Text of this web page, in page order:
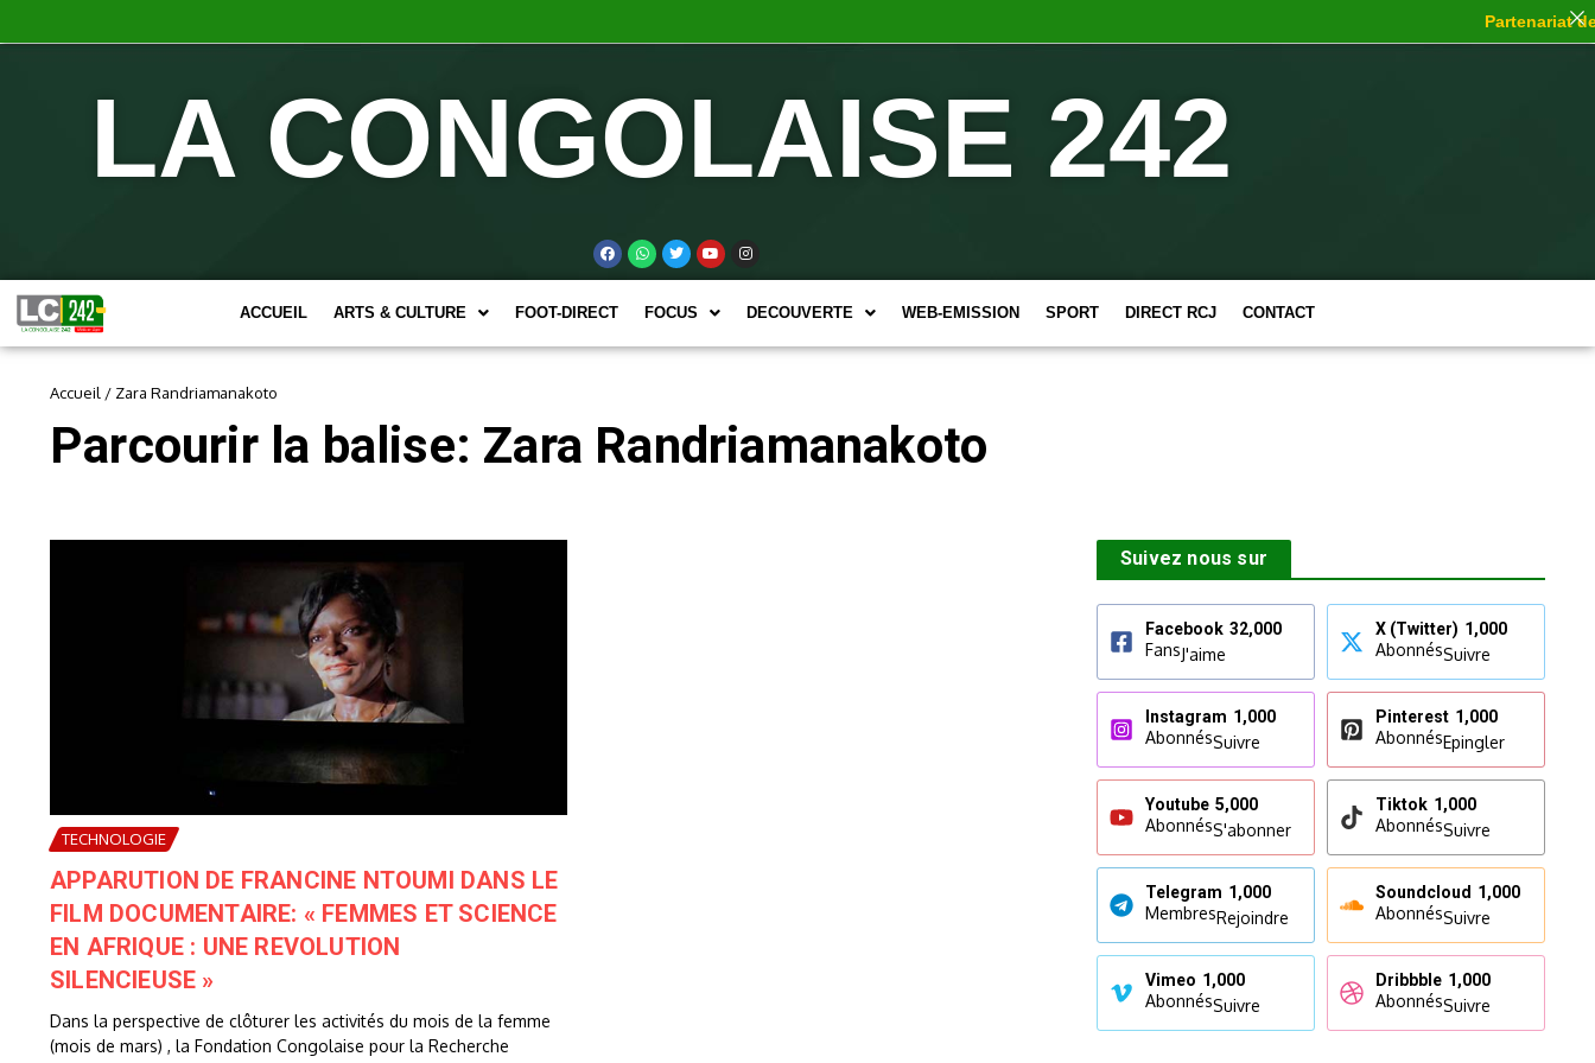
LA CONGOLAISE 242
ACCUEIL ARTS & CULTURE FOOT-DIRECT FOCUS DECOUVERTE WEB-EMISSION SPORT DIRECT RCJ CONTACT
Accueil / Zara Randriamanakoto
Parcourir la balise: Zara Randriamanakoto
TECHNOLOGIE
APPARUTION DE FRANCINE NTOUMI DANS LE
FILM DOCUMENTAIRE: « FEMMES ET SCIENCE
EN AFRIQUE : UNE REVOLUTION
SILENCIEUSE »
Dans la perspective de clôturer les activités du mois de la femme
(mois de mars) , la Fondation Congolaise pour la Recherche
Suivez nous sur
Facebook 32,000
FansJ'aime
X (Twitter) 1,000
AbonnésSuivre
Instagram 1,000
AbonnésSuivre
Pinterest 1,000
AbonnésEpingler
Youtube 5,000
AbonnésS'abonner
Tiktok 1,000
AbonnésSuivre
Telegram 1,000
MembresRejoindre
Soundcloud 1,000
AbonnésSuivre
Vimeo 1,000
AbonnésSuivre
Dribbble 1,000
AbonnésSuivre
Partenariat de